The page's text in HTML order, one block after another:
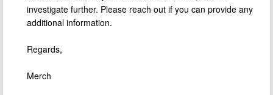
investigate further. Please reach out if you can provide any
additional information.
Regards,
Merch